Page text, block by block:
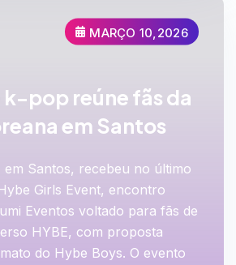
MARÇO 10,2026
k-pop reúne fãs da
em Santos
em Santos, recebeu no último
Girls Event, encontro
Eventos voltado para fãs de
HYBE, com proposta
do Hybe Boys. O evento